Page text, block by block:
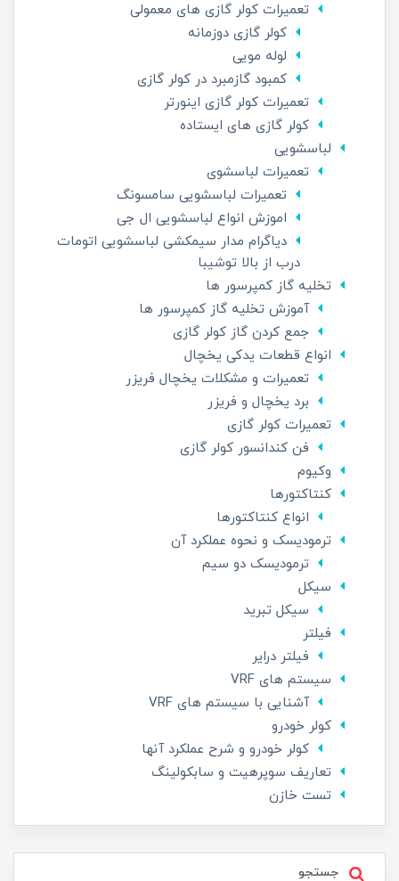
تعمیرات کولر گازی های معمولی
کولر گازی دوزمانه
لوله مویی
کمبود گازمبرد در کولر گازی
تعمیرات کولر گازی اینورتر
کولر گازی های ایستاده
لباسشویی
تعمیرات لباسشوی
تعمیرات لباسشویی سامسونگ
اموزش انواع لباسشویی ال جی
دیاگرام مدار سیمکشی لباسشویی اتومات
درب از بالا توشیبا
تخلیه گاز کمپرسور ها
آموزش تخلیه گاز کمپرسور ها
جمع کردن گاز کولر گازی
انواع قطعات یدکی یخچال
تعمیرات و مشکلات یخچال فریزر
برد یخچال و فریزر
تعمیرات کولر گازی
فن کندانسور کولر گازی
وکیوم
کنتاکتورها
انواع کنتاکتورها
ترمودیسک و نحوه عملکرد آن
ترمودیسک دو سیم
سیکل
سیکل تبرید
فیلتر
فیلتر درایر
سیستم های VRF
آشنایی با سیستم های VRF
کولر خودرو
کولر خودرو و شرح عملکرد آنها
تعاریف سوپرهیت و سابکولینگ
تست خازن
جستجو